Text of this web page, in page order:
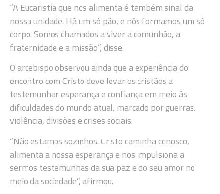
“A Eucaristia que nos alimenta é também sinal da
nossa unidade. Há um só pão, e nós formamos um só
corpo. Somos chamados a viver a comunhão, a
fraternidade e a missão”, disse.
O arcebispo observou ainda que a experiência do
encontro com Cristo deve levar os cristãos a
testemunhar esperança e confiança em meio às
dificuldades do mundo atual, marcado por guerras,
violência, divisões e crises sociais.
“Não estamos sozinhos. Cristo caminha conosco,
alimenta a nossa esperança e nos impulsiona a
sermos testemunhas da sua paz e do seu amor no
meio da sociedade”, afirmou.